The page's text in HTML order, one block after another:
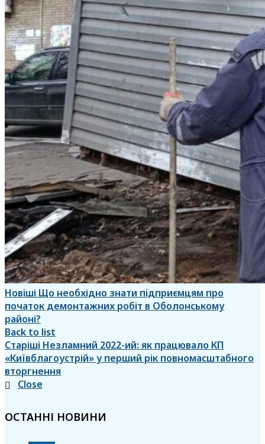
Новіші Що необхідно знати підприємцям про
початок демонтажних робіт в Оболонському
районі?
Back to list
Старіші Незламний 2022-ий: як працювало КП
«Київблагоустрій» у перший рік повномасштабного
вторгнення
Close
ОСТАННІ НОВИНИ